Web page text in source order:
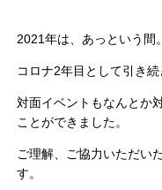
2021年は、あっという間
コロナ2年目として引き続
対面イベントもなんとか
ことができました。
ご理解、ご協力いただい
す。